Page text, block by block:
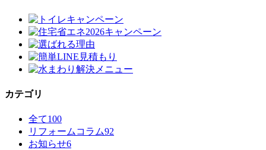
カテゴリ
全て100
リフォームコラム92
お知らせ6